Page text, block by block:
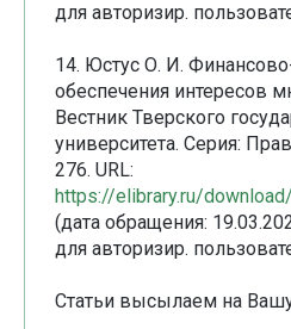
для авторизир.
14. Юстус О. И.
обеспечения интересов
Вестник Тверского
университета. Серия:
276. URL:
https://elibrary.ru/
(дата обращения:
для авторизир.
Статьи высылаем на